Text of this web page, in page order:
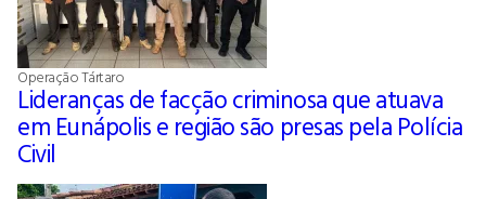
Operação Tártaro
Lideranças de facção criminosa que atuava
em Eunápolis e região são presas pela Polícia
Civil